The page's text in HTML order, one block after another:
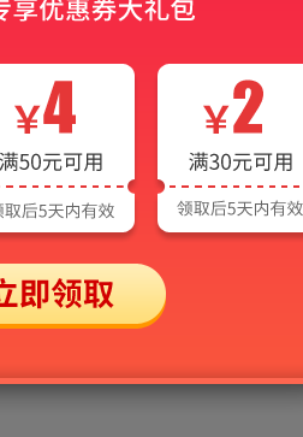
支一扶”计划招募公告
一扶”选拔招募